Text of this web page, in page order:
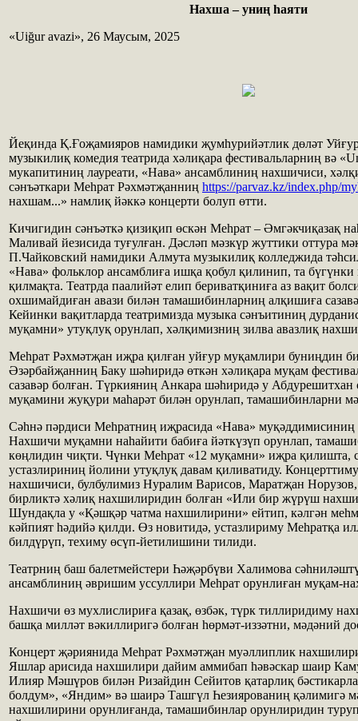
Нахша – униң һаяти
«Uiğur avazi», 26 Маусым, 2025
Йеқинда Қ.Ғоҗамияров намидики җумһурийәтлик дөләт
музыкилиқ комедия театрида хәлиқара фестивальларниң вә
мукапитиниң лауреати, «Нава» ансамблиниң нахшичиси,
сәнъәткари Меһрат Рәхмәтҗанниң https://parvaz.kz/index.php/
нахшам...» намлиқ йәккә концерти болуп өтти.
Кичигидин сәнъәткә қизиқип өскән Меһрат – Әмгәкчиқазақ
Маливай йезисида туғулған. Дәсләп мәзкүр жуттики оттура
П.Чайковский намидики Алмута музыкилиқ колледжида
«Нава» фольклор ансамблиға ишқа қобул қилинип, та
қилмақта. Театрда паалийәт елип бериватқиниға аз вақит
охшимайдиған авази билән тамашибинларниң алқишиға
Кейинки вақитларда театримизда музыка сәнъитиниң
муқамни» утуқлуқ орунлап, хәлқимизниң зилва авазлиқ
Меһрат Рәхмәтҗан иҗра қилған уйғур муқамлири буниңдин
Әзәрбайҗанниң Баку шәһиридә өткән хәлиқара муқам
сазавәр болған. Түркияниң Анкара шәһиридә у Абдурешитхан
муқамини жуқури маһарәт билән орунлап, тамашибинларни
Сәһнә пәрдиси Меһрат­ниң иҗрасида «Нава»
Нахшичи муқамни наһайити бабиға йәткүзүп орунлап,
көңлидин чиқти. Чүнки Меһрат «12 муқамни» иҗра қилишта,
устазлириниң йолини утуқлуқ давам қиливатиду.
нахшичиси, булбулимиз Нуралим Варисов, Маратҗан
бирликтә хәлиқ нахшилиридин болған «Или бир жүрүш
Шундақла у «Қәшқәр чатма нахшилирини» ейтип, кәлгән
кәйпият һәдийә қилди. Өз новитидә, устазлириму Меһратқа
билдүрүп, техиму өсүп-йетилишини тилиди.
Театрниң баш балетмейстери Һәҗәрбүви Халимова
ансамблиниң әвришим уссуллири Меһрат орунлиған муқам-
Нахшичи өз мухлислириға қазақ, өзбәк, түрк тиллиридиму
башқа милләт вәкиллиригә болған һөрмәт-иззәтни, мәдәний
Концерт җәриянида Меһрат Рәхмәтҗан муәллиплик
Яшлар арисида нахшилири дайим аммибап һәвәскар шаир
Илияр Мәшүров билән Ризайдин Сейитов қатарлиқ
болдум», «Яндим» вә шаирә Ташгүл Һезиярованиң қәлимигә
нахшилирини орунлиғанда, тамашибинлар орунлиридин